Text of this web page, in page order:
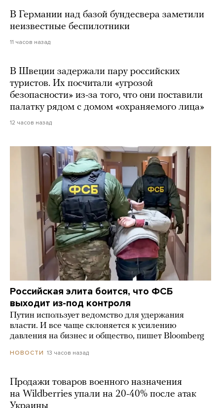
В Германии над базой бундесвера заметили
неизвестные беспилотники
11 часов назад
В Швеции задержали пару российских
туристов. Их посчитали «угрозой
безопасности» из-за того, что они поставили
палатку рядом с домом «охраняемого лица»
12 часов назад
Российская элита боится, что ФСБ
выходит из-под контроля
Путин использует ведомство для удержания
власти. И все чаще склоняется к усилению
давления на бизнес и общество, пишет Bloomberg
НОВОСТИ 13 часов назад
Продажи товаров военного назначения
на Wildberries упали на 20-40% после атак